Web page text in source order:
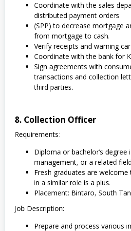
Coordinate with the sales
distributed payment orders
(SPP) to decrease mortgage
from mortgage to cash.
Verify receipts and warning
Coordinate with the bank for
Sign agreements with
transactions and collection
third parties.
8. Collection Officer
Requirements:
Diploma or bachelor’s degree
management, or a related
Fresh graduates are
in a similar role is a plus.
Placement: Bintaro, South
Job Description:
Prepare and process various